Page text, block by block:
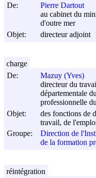
De:
Pierre Dartout
au cabinet du
d'outre mer
Objet:
directeur adjoint
De:
Mazuy (Yves)
directeur du
départementale
professionnelle
Objet:
des fonctions de
travail, de
Groupe:
Direction de
de la formation
charge
réintégration